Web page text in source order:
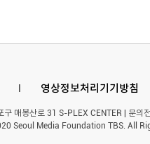
l 영상정보처리기기방침
구 매봉산로 31 S-PLEX CENTER | 문
Seoul Media Foundation TBS. All